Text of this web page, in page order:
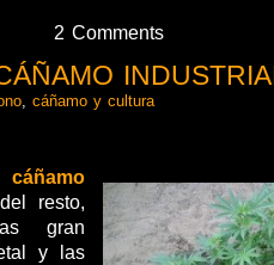
2 Comments
,cáñamo y cultura
resto,
gran
y las